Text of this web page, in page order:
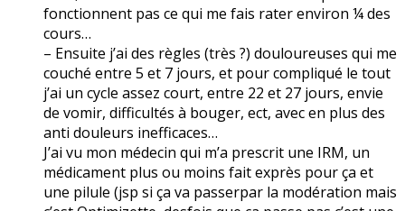
fonctionnent pas ce qui me fais rater environ ¼ des
cours…
– Ensuite j’ai des règles (très ?) douloureuses qui me
couché entre 5 et 7 jours, et pour compliqué le tout
j’ai un cycle assez court, entre 22 et 27 jours, envie
de vomir, difficultés à bouger, ect, avec en plus des
anti douleurs inefficaces…
J’ai vu mon médecin qui m’a prescrit une IRM, un
médicament plus ou moins fait exprès pour ça et
une pilule (jsp si ça va passerpar la modération mais